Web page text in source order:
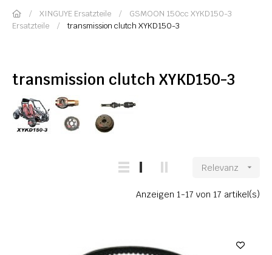
XINGUYE Ersatzteile
GSMOON 150cc XYKD150-3
Ersatzteile
transmission clutch XYKD150-3
transmission clutch XYKD150-3
Relevanz 
Anzeigen 1-17 von 17 artikel(s)